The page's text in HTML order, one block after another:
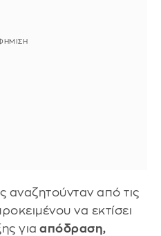
αναζητούνταν από τις
να εκτίσει
για απόδραση,